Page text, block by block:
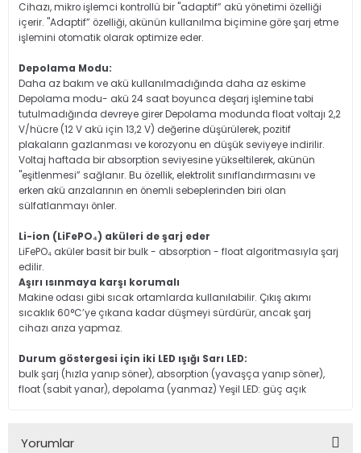
Cihazı, mikro işlemci kontrollü bir "adaptif” akü yönetimi özelliği
içerir. "Adaptif” özelliği, akünün kullanılma biçimine göre şarj etme
işlemini otomatik olarak optimize eder.
Depolama Modu:
Daha az bakım ve akü kullanılmadığında daha az eskime
Depolama modu- akü 24 saat boyunca deşarj işlemine tabi
tutulmadığında devreye girer Depolama modunda float voltajı 2,2
V/hücre (12 V akü için 13,2 V) değerine düşürülerek, pozitif
plakaların gazlanması ve korozyonu en düşük seviyeye indirilir.
Voltaj haftada bir absorption seviyesine yükseltilerek, akünün
"eşitlenmesi” sağlanır. Bu özellik, elektrolit sınıflandırmasını ve
erken akü arızalarının en önemli sebeplerinden biri olan
sülfatlanmayı önler.
Li-ion (LiFePO₄) aküleri de şarj eder
LiFePO₄ aküler basit bir bulk - absorption - float algoritmasıyla şarj
edilir.
Aşırı ısınmaya karşı korumalı
Makine odası gibi sıcak ortamlarda kullanılabilir. Çıkış akımı
sıcaklık 60°C’ye çıkana kadar düşmeyi sürdürür, ancak şarj
cihazı arıza yapmaz.
Durum göstergesi için iki LED ışığı Sarı LED:
bulk şarj (hızla yanıp söner), absorption (yavaşça yanıp söner),
float (sabit yanar), depolama (yanmaz) Yeşil LED: güç açık
Yorumlar